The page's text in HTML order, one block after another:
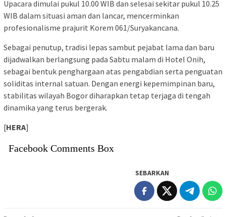
Upacara dimulai pukul 10.00 WIB dan selesai sekitar pukul 10.25
WIB dalam situasi aman dan lancar, mencerminkan
profesionalisme prajurit Korem 061/Suryakancana.
Sebagai penutup, tradisi lepas sambut pejabat lama dan baru
dijadwalkan berlangsung pada Sabtu malam di Hotel Onih,
sebagai bentuk penghargaan atas pengabdian serta penguatan
soliditas internal satuan. Dengan energi kepemimpinan baru,
stabilitas wilayah Bogor diharapkan tetap terjaga di tengah
dinamika yang terus bergerak.
[HERA]
Facebook Comments Box
SEBARKAN